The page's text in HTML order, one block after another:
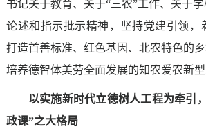
书记关于教育、关于“三农”工作、关于
论述和指示批示精神，坚持党建引领，
打造首善标准、红色基因、北农特色的乡
培养德智体美劳全面发展的知农爱农新型
以实施新时代立德树人工程为牵引
政课”之大格局